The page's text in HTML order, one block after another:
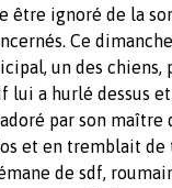
être ignoré de la
Ce
un des chiens,
lui a hurlé dessus
par son
et en tremblait
de sdf,